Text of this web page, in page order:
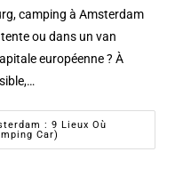
camping à Amsterdam
ou dans un van
européenne ? À
: 9 Lieux Où
Car)